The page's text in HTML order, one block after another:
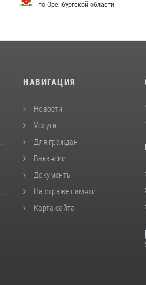
по Оренбургской области
НАВИГАЦИЯ
Новости
Услуги
Для граждан
Вакансии
Документы
На страже памяти
Карта сайта